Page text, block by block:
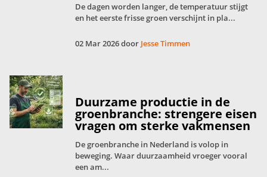
De dagen worden langer, de temperatuur stijgt
en het eerste frisse groen verschijnt in pla...
02 Mar 2026 door Jesse Timmen
Duurzame productie in de
groenbranche: strengere eisen
vragen om sterke vakmensen
De groenbranche in Nederland is volop in
beweging. Waar duurzaamheid vroeger vooral
een am...